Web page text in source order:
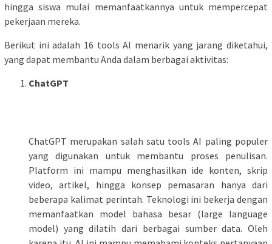
hingga siswa mulai memanfaatkannya untuk mempercepat
pekerjaan mereka.
Berikut ini adalah 16 tools AI menarik yang jarang diketahui,
yang dapat membantu Anda dalam berbagai aktivitas:
ChatGPT
ChatGPT merupakan salah satu tools AI paling populer
yang digunakan untuk membantu proses penulisan.
Platform ini mampu menghasilkan ide konten, skrip
video, artikel, hingga konsep pemasaran hanya dari
beberapa kalimat perintah. Teknologi ini bekerja dengan
memanfaatkan model bahasa besar (large language
model) yang dilatih dari berbagai sumber data. Oleh